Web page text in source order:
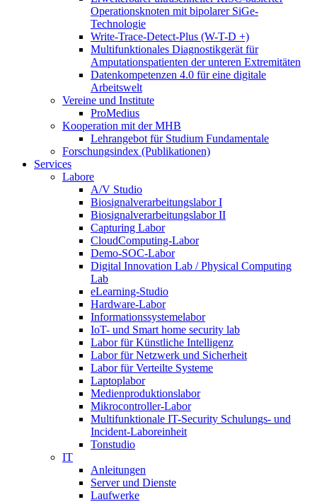
Operationsknoten mit bipolarer SiGe-
Technologie
Write-Trace-Detect-Plus (W-T-D +)
Multifunktionales Diagnostikgerät für
Amputationspatienten der unteren Extremitäten
Datenkompetenzen 4.0 für eine digitale
Arbeitswelt
Vereine und Institute
ProMedius
Kooperation mit der MHB
Lehrangebot für Studium Fundamentale
Forschungsindex (Publikationen)
Services
Labore
A/V Studio
Biosignalverarbeitungslabor I
Biosignalverarbeitungslabor II
Capturing Labor
CloudComputing-Labor
Demo-SOC-Labor
Digital Innovation Lab / Physical Computing
Lab
eLearning-Studio
Hardware-Labor
Informationssystemelabor
IoT- und Smart home security lab
Labor für Künstliche Intelligenz
Labor für Netzwerk und Sicherheit
Labor für Verteilte Systeme
Laptoplabor
Medienproduktionslabor
Mikrocontroller-Labor
Multifunktionale IT-Security Schulungs- und
Incident-Laboreinheit
Tonstudio
IT
Anleitungen
Server und Dienste
Laufwerke